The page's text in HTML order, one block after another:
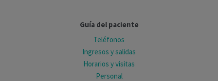
Guía del paciente
Teléfonos
Ingresos y salidas
Horarios y visitas
Personal